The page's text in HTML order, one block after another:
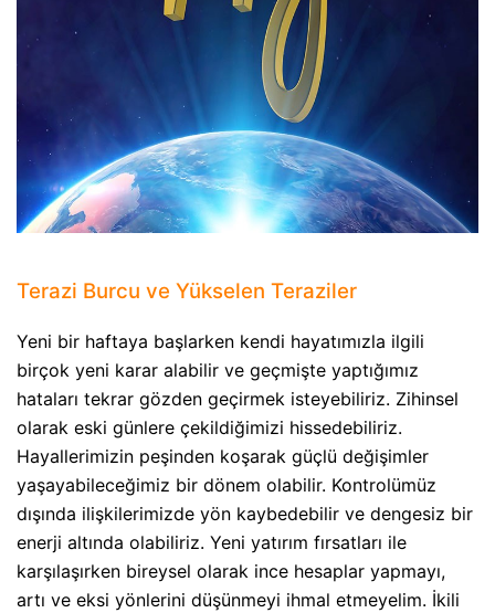
Terazi Burcu ve Yükselen Teraziler
Yeni bir haftaya başlarken kendi hayatımızla ilgili
birçok yeni karar alabilir ve geçmişte yaptığımız
hataları tekrar gözden geçirmek isteyebiliriz. Zihinsel
olarak eski günlere çekildiğimizi hissedebiliriz.
Hayallerimizin peşinden koşarak güçlü değişimler
yaşayabileceğimiz bir dönem olabilir. Kontrolümüz
dışında ilişkilerimizde yön kaybedebilir ve dengesiz bir
enerji altında olabiliriz. Yeni yatırım fırsatları ile
karşılaşırken bireysel olarak ince hesaplar yapmayı,
artı ve eksi yönlerini düşünmeyi ihmal etmeyelim. İkili